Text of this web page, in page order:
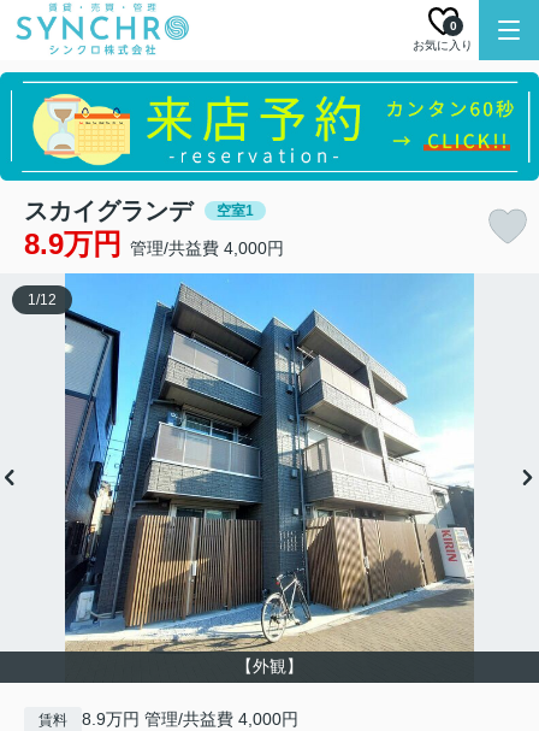
お気に入り
0
スカイグランデ 空室1
8.9万円 管理/共益費 4,000円
【外観】
1 /12
賃料 8.9万円 管理/共益費 4,000円